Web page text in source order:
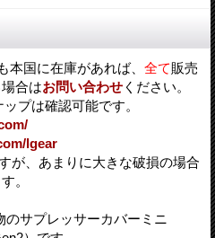
本国に在庫があれば、 全て販売
合はお問い合わせ ください。
プは確認可能です。
lgear
が、あまりに大きな破損の場合
。
のサプレッサーカバーミニ